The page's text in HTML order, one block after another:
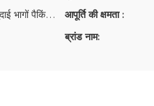
मिश्र धातु इस्पात कास्टिंग जाली खुदाई भागों पैकिंग: प्लाई-लकड़ी के मामले, ग्राहक की आवश्यकता के अनुस आपूर्ति की क्षमता :
ब्रांड नाम: